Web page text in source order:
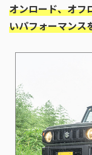
オンロード、オフ
いパフォーマンス